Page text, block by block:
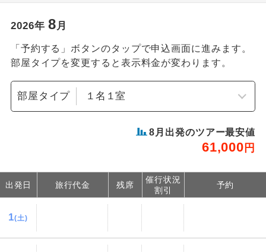
2026年 8月
「予約する」ボタンのタップで申込画面に進みます。
部屋タイプを変更すると表示料金が変わります。
部屋タイプ
8 月出発のツアー最安値
61,000 円
出発日 旅行代金 残席
催行状況
割引
予約
1(土)